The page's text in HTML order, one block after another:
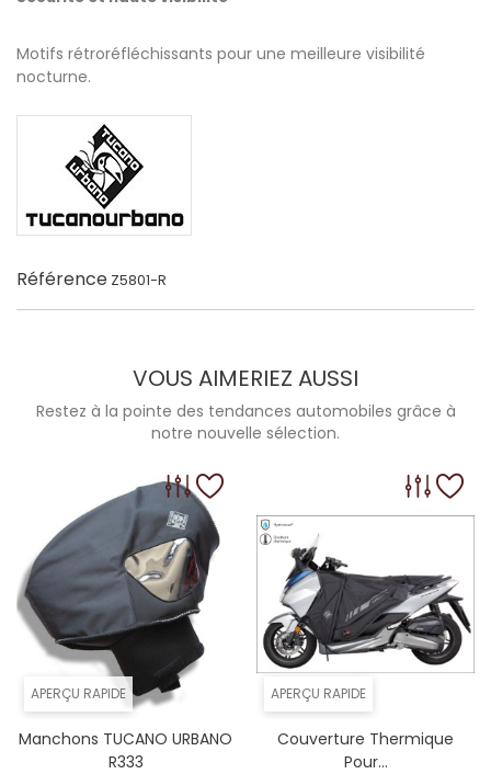
Motifs rétroréfléchissants pour une meilleure visibilité
nocturne.
Référence Z5801-R
VOUS AIMERIEZ AUSSI
Restez à la pointe des tendances automobiles grâce à
notre nouvelle sélection.
APERÇU RAPIDE
Manchons TUCANO URBANO
R333
APERÇU RAPIDE
Couverture Thermique
Pour...